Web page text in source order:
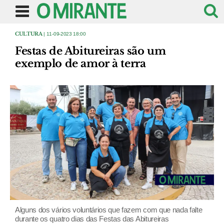
CULTURA | 11-09-2023 18:00
Festas de Abitureiras são um
exemplo de amor à terra
Alguns dos vários voluntários que fazem com que nada falte
durante os quatro dias das Festas das Abitureiras